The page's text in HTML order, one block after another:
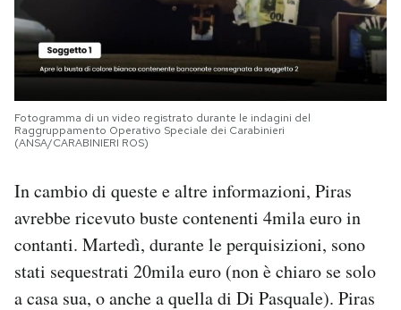
Fotogramma di un video registrato durante le indagini del
Raggruppamento Operativo Speciale dei Carabinieri
(ANSA/CARABINIERI ROS)
In cambio di queste e altre informazioni, Piras
avrebbe ricevuto buste contenenti 4mila euro in
contanti. Martedì, durante le perquisizioni, sono
stati sequestrati 20mila euro (non è chiaro se solo
a casa sua, o anche a quella di Di Pasquale). Piras